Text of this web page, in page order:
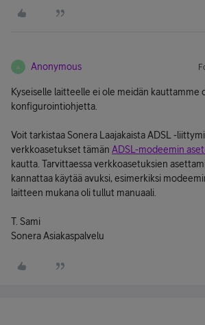
A Anonymous
Kyseiselle laitteelle ei ole meidän kauttamme
konfigurointiohjetta.
Voit tarkistaa Sonera Laajakaista ADSL -
verkkoasetukset tämän ADSL-modeemin
kautta. Tarvittaessa verkkoasetuksien
kannattaa käytää avuksi, esimerkiksi
laitteen mukana oli tullut manuaali.
T. Sami
Sonera Asiakaspalvelu